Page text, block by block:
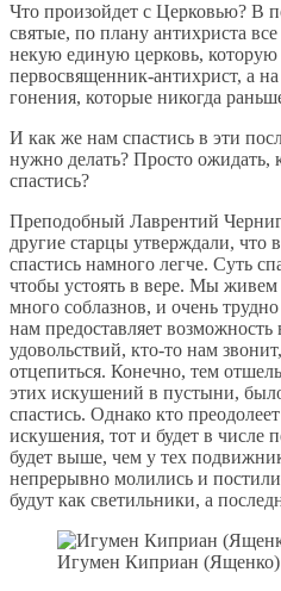
Что произойдет с Церковью? В
святые, по плану антихриста
некую единую церковь, которую
первосвященник-антихрист, а
гонения, которые никогда
И как же нам спастись в эти
нужно делать? Просто ожидать,
спастись?
Преподобный Лаврентий
другие старцы утверждали, что
спастись намного легче. Суть
чтобы устоять в вере. Мы
много соблазнов, и очень
нам предоставляет
удовольствий, кто-то нам
отцепиться. Конечно, тем
этих искушений в пустыни,
спастись. Однако кто
искушения, тот и будет в числе
будет выше, чем у тех
непрерывно молились и
будут как светильники, а
Игумен Киприан (Ященко)